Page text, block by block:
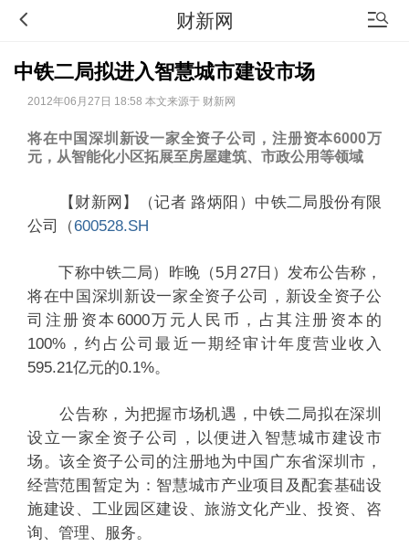
财新网
中铁二局拟进入智慧城市建设市场
2012年06月27日 18:58 本文来源于 财新网
将在中国深圳新设一家全资子公司，注册资本6000万
元，从智能化小区拓展至房屋建筑、市政公用等领域
【财新网】（记者 路炳阳）中铁二局股份有限
公司（600528.SH
下称中铁二局）昨晚（5月27日）发布公告称，
将在中国深圳新设一家全资子公司，新设全资子公
司注册资本6000万元人民币，占其注册资本的
100%，约占公司最近一期经审计年度营业收入
595.21亿元的0.1%。
公告称，为把握市场机遇，中铁二局拟在深圳
设立一家全资子公司，以便进入智慧城市建设市
场。该全资子公司的注册地为中国广东省深圳市，
经营范围暂定为：智慧城市产业项目及配套基础设
施建设、工业园区建设、旅游文化产业、投资、咨
询、管理、服务。